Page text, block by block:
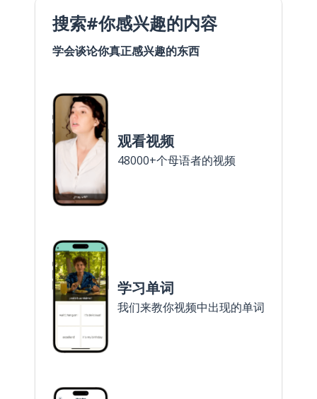
搜索#你感兴趣的内容
学会谈论你真正感兴趣的东西
观看视频
48000+个母语者的视频
学习单词
我们来教你视频中出现的单词